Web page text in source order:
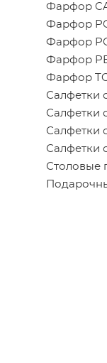
Фарфор
Фарфор
Фарфор
Фарфор
Фарфор
Салфетки
Салфетки
Салфетки
Салфетки
Столовые